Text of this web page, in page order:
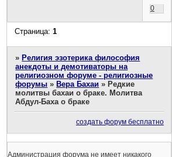
0
Страница:1
» Религия эзотерика философия
анекдоты и демотиваторы на
религиозном форуме - религиозные
форумы » Вера Бахаи » Редкие
молитвы бахаи о браке. Молитва
Абдул-Баха о браке
создать форум бесплатно
Администрация форума не имеет никакого